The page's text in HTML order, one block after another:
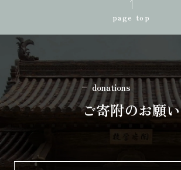
page top
donations
ご寄附のお願い